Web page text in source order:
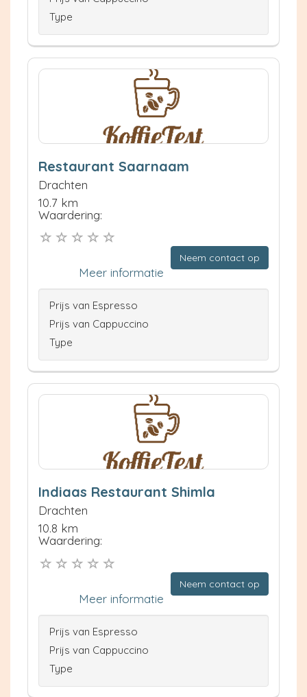
Type
Restaurant Saarnaam
Drachten
10.7 km
Waardering:
Neem contact op
Meer informatie
Prijs van Espresso
Prijs van Cappuccino
Type
Indiaas Restaurant Shimla
Drachten
10.8 km
Waardering:
Neem contact op
Meer informatie
Prijs van Espresso
Prijs van Cappuccino
Type